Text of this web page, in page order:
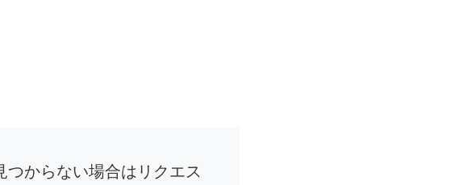
つからない場合はリクエス